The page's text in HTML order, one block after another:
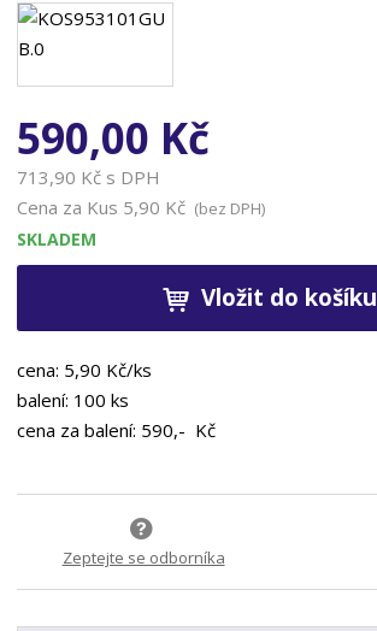
590,00 Kč
713,90 Kč s DPH
Cena za Kus 5,90 Kč (bez DPH)
SKLADEM
Vložit do košíku
cena: 5,90 Kč/ks
balení: 100 ks
cena za balení: 590,- Kč
Zeptejte se odborníka